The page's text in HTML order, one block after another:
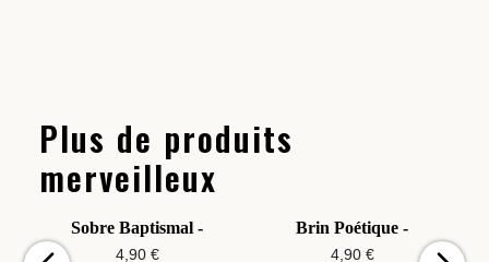
Plus de produits
merveilleux
Sobre Baptismal -
4,90 €
Brin Poétique -
4,90 €